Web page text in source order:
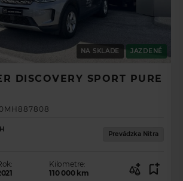
NA SKLADE JAZDENÉ
DISCOVERY SPORT PURE
Prevádzka Nitra
Kilometre:
110 000 km